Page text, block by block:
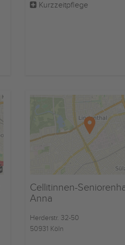
Kurzzeitpflege
Cellitinnen-
Anna
Herderstr. 32-50
50931 Köln